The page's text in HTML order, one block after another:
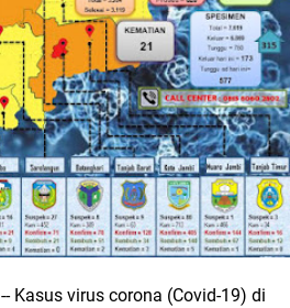
-- Kasus virus corona (Covid-19) di